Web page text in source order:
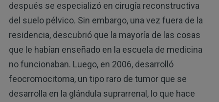
después se especializó en cirugía reconstructiva
del suelo pélvico. Sin embargo, una vez fuera de la
residencia, descubrió que la mayoría de las cosas
que le habían enseñado en la escuela de medicina
no funcionaban. Luego, en 2006, desarrolló
feocromocitoma, un tipo raro de tumor que se
desarrolla en la glándula suprarrenal, lo que hace